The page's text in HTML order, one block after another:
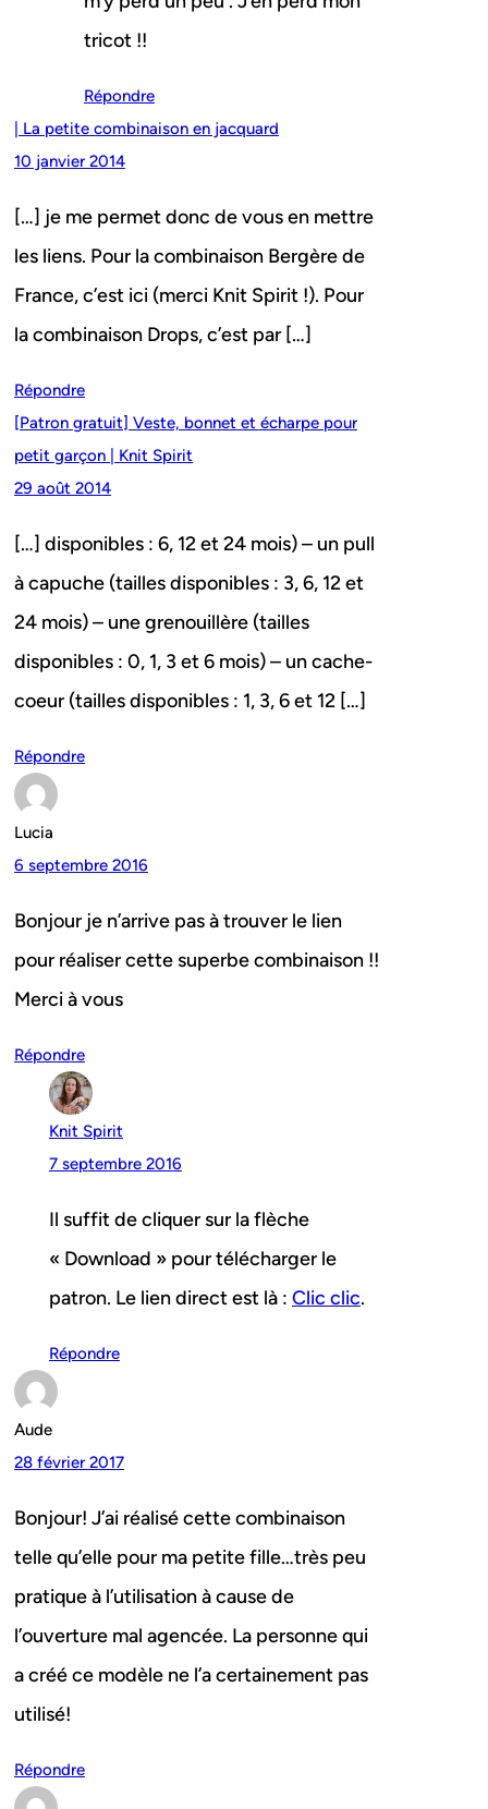
tricot !!
Répondre
| La petite combinaison en jacquard
10 janvier 2014
[…] je me permet donc de vous en mettre
les liens. Pour la combinaison Bergère de
France, c’est ici (merci Knit Spirit !). Pour
la combinaison Drops, c’est par […]
Répondre
[Patron gratuit] Veste, bonnet et écharpe pour
petit garçon | Knit Spirit
29 août 2014
[…] disponibles : 6, 12 et 24 mois) – un pull
à capuche (tailles disponibles : 3, 6, 12 et
24 mois) – une grenouillère (tailles
disponibles : 0, 1, 3 et 6 mois) – un cache-
coeur (tailles disponibles : 1, 3, 6 et 12 […]
Répondre
Lucia
6 septembre 2016
Bonjour je n’arrive pas à trouver le lien
pour réaliser cette superbe combinaison !!
Merci à vous
Répondre
Knit Spirit
7 septembre 2016
Il suffit de cliquer sur la flèche
« Download » pour télécharger le
patron. Le lien direct est là : Clic clic.
Répondre
Aude
28 février 2017
Bonjour! J’ai réalisé cette combinaison
telle qu’elle pour ma petite fille…très peu
pratique à l’utilisation à cause de
l’ouverture mal agencée. La personne qui
a créé ce modèle ne l’a certainement pas
utilisé!
Répondre